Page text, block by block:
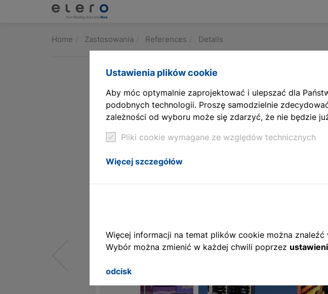
Ustawienia plików cookie
Aby móc optymalnie zaprojektować i ulepszać dla
podobnych technologii. Proszę samodzielnie
zależności od wyboru może się zdarzyć, że nie będzie
Pliki cookie wymagane ze względów technicznych
Więcej szczegółów
Więcej informacji na temat plików cookie można znaleźć
Wybór można zmienić w każdej chwili poprzez
odcisk
Home Zastosowania References Details
Hotel